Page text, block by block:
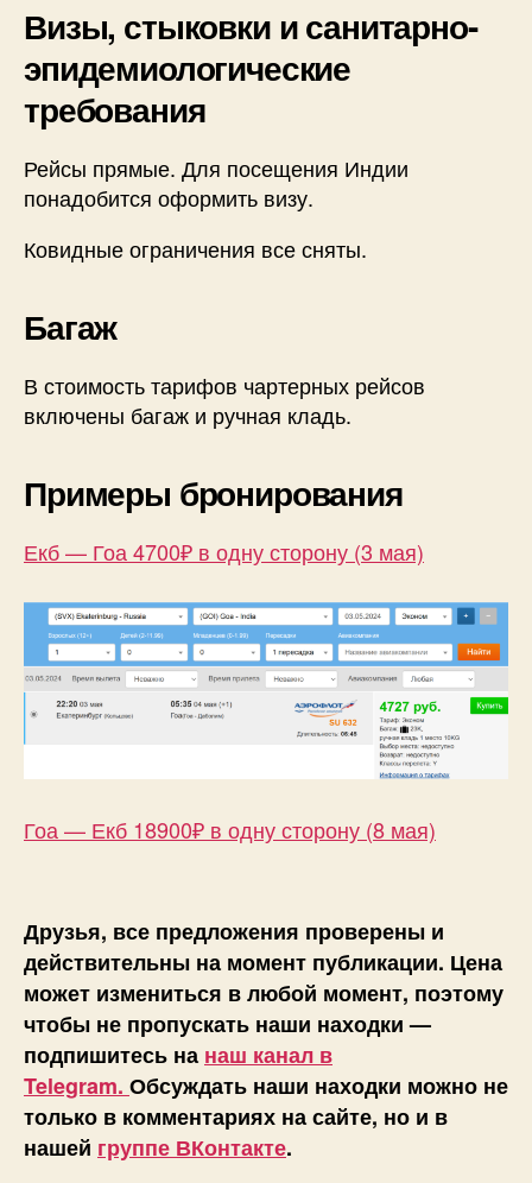
Визы, стыковки и санитарно-
эпидемиологические
требования
Рейсы прямые. Для посещения Индии
понадобится оформить визу.
Ковидные ограничения все сняты.
Багаж
В стоимость тарифов чартерных рейсов
включены багаж и ручная кладь.
Примеры бронирования
Екб — Гоа 4700₽ в одну сторону (3 мая)
Гоа — Екб 18900₽ в одну сторону (8 мая)
Друзья, все предложения проверены и
действительны на момент публикации. Цена
может измениться в любой момент, поэтому
чтобы не пропускать наши находки —
подпишитесь на наш канал в
Telegram. Обсуждать наши находки можно не
только в комментариях на сайте, но и в
нашей группе ВКонтакте.